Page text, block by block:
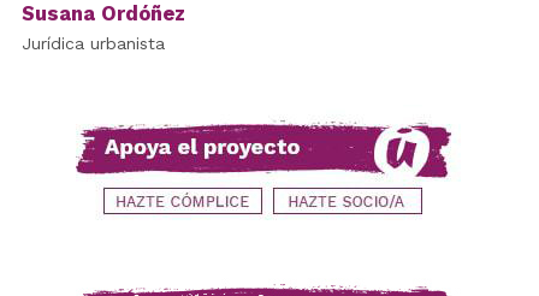
Susana Ordóñez
Jurídica urbanista